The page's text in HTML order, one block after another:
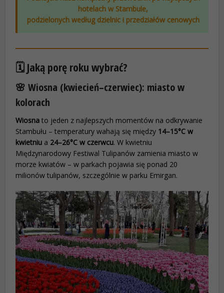
hotelach w Stambule,
podzielonych według dzielnic i przedziałów cenowych
🗓️ Jaką porę roku wybrać?
🌸 Wiosna (kwiecień–czerwiec): miasto w
kolorach
Wiosna to jeden z najlepszych momentów na odkrywanie
Stambułu – temperatury wahają się między 14–15°C w
kwietniu a 24–26°C w czerwcu. W kwietniu
Międzynarodowy Festiwal Tulipanów zamienia miasto w
morze kwiatów – w parkach pojawia się ponad 20
milionów tulipanów, szczególnie w parku Emirgan.